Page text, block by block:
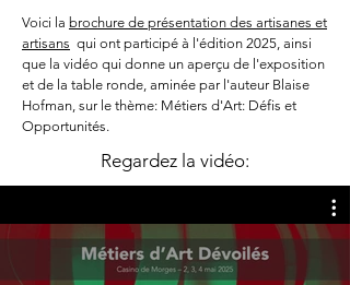
Voici la brochure de présentation des artisanes et
artisans qui ont participé à l'édition 2025, ainsi
que la vidéo qui donne un aperçu de l'exposition
et de la table ronde, aminée par l'auteur Blaise
Hofman, sur le thème: Métiers d'Art: Défis et
Opportunités.
Regardez la vidéo: